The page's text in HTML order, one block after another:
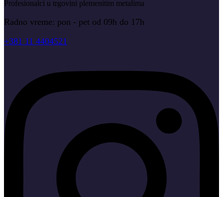
Profesionalci u trgovini plemenitim metalima
Radno vreme: pon - pet od 09h do 17h
+381 11 4404521